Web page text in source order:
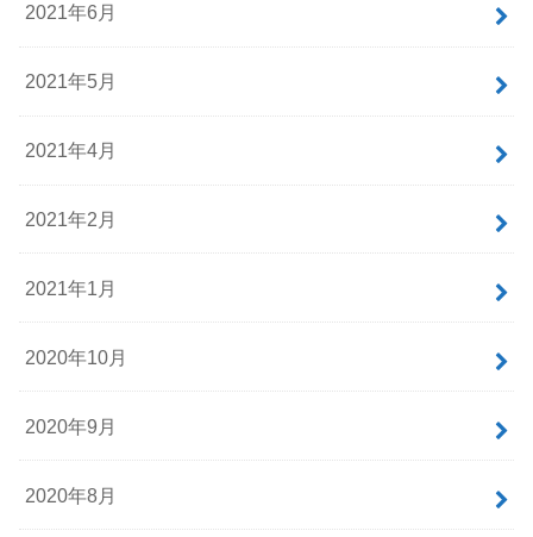
2021年6月
2021年5月
2021年4月
2021年2月
2021年1月
2020年10月
2020年9月
2020年8月